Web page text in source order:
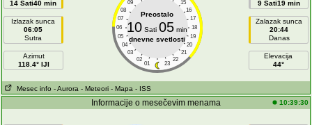
14 Sati40 min
Izlazak sunca
06:05
Sutra
Azimut
118.4° IJI
09
15
08
16
07
17
06
18
05
19
04
20
03
21
02
22
01 23
Preostalo
10 Sati05 min
dnevne svetlosti
9 Sati19 min
Zalazak sunca
20:44
Danas
Elevacija
44°
Mesec info - Aurora - Meteori - Mapa - ISS
Informacije o mesečevim menama 10:39:30